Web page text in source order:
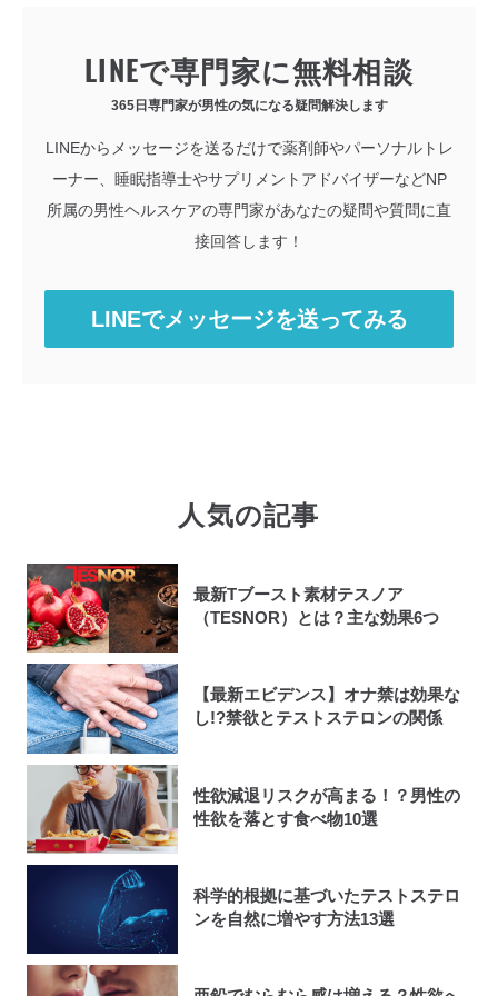
LINEで専門家に無料相談
365日専門家が男性の気になる疑問解決します
LINEからメッセージを送るだけで薬剤師やパーソナルトレ
ーナー、睡眠指導士やサプリメントアドバイザーなどNP
所属の男性ヘルスケアの専門家があなたの疑問や質問に直
接回答します！
LINEでメッセージを送ってみる
人気の記事
最新Tブースト素材テスノア
（TESNOR）とは？主な効果6つ
【最新エビデンス】オナ禁は効果な
し!?禁欲とテストステロンの関係
性欲減退リスクが高まる！？男性の
性欲を落とす食べ物10選
科学的根拠に基づいたテストステロ
ンを自然に増やす方法13選